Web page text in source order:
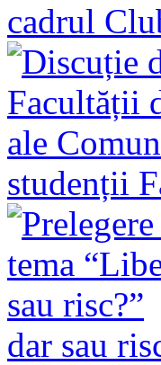
cadrul
studenții
dar sau